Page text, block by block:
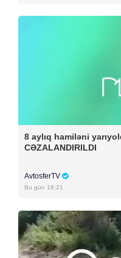
8 aylıq hamiləni
CƏZALANDIRILDI
AvtosferTV
Bu gün 18:21